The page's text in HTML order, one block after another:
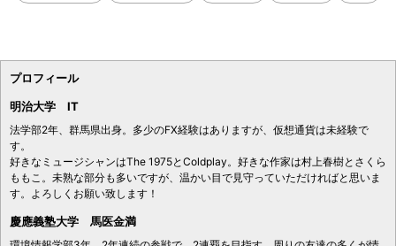
プロフィール
明治大学 IT
法学部2年、群馬県出身。多少のFX経験はありますが、仮想通貨は未経験で
す。
好きなミュージシャンはThe 1975とColdplay。好きな作家は村上春樹とさくら
ももこ。未熟な部分も多いですが、温かい目で見守っていただければと思いま
す。よろしくお願い致します！
慶應義塾大学 馬医金満